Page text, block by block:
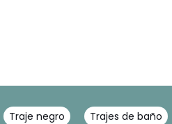
Traje negro Trajes de baño